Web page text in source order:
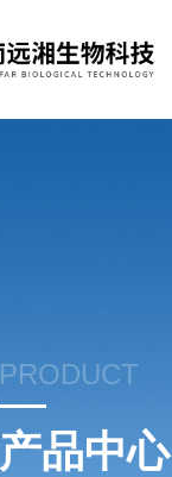
PRODUCT
产品中心